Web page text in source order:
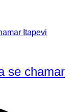
se chamar